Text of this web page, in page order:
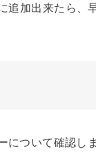
追加出来たら、
について確認し